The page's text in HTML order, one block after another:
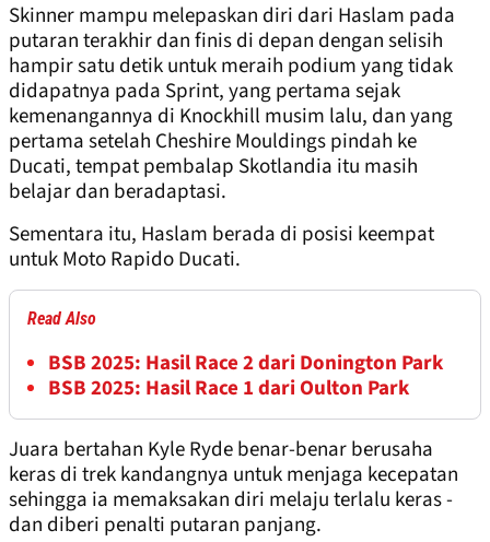
Skinner mampu melepaskan diri dari Haslam pada
putaran terakhir dan finis di depan dengan selisih
hampir satu detik untuk meraih podium yang tidak
didapatnya pada Sprint, yang pertama sejak
kemenangannya di Knockhill musim lalu, dan yang
pertama setelah Cheshire Mouldings pindah ke
Ducati, tempat pembalap Skotlandia itu masih
belajar dan beradaptasi.
Sementara itu, Haslam berada di posisi keempat
untuk Moto Rapido Ducati.
Read Also
BSB 2025: Hasil Race 2 dari Donington Park
BSB 2025: Hasil Race 1 dari Oulton Park
Juara bertahan Kyle Ryde benar-benar berusaha
keras di trek kandangnya untuk menjaga kecepatan
sehingga ia memaksakan diri melaju terlalu keras -
dan diberi penalti putaran panjang.